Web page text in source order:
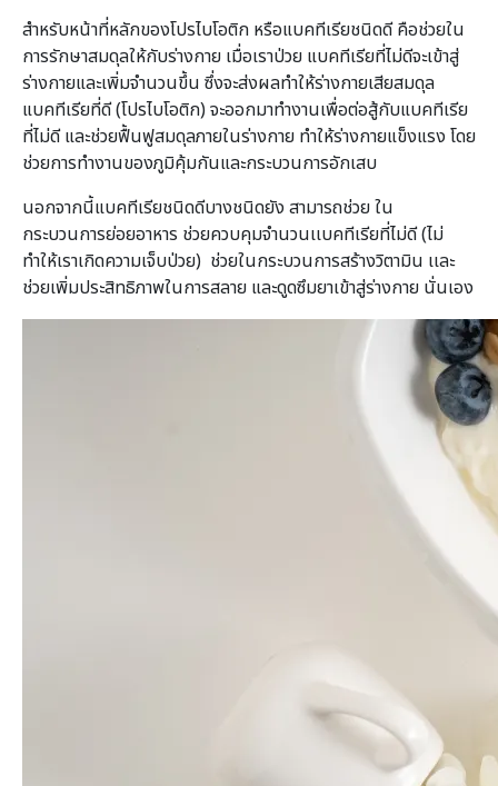
สำหรับหน้าที่หลักของโปรไบโอติก หรือแบคทีเรียชนิดดี คือช่วยใน
การรักษาสมดุลให้กับร่างกาย เมื่อเราป่วย แบคทีเรียที่ไม่ดีจะเข้าสู่
ร่างกายและเพิ่มจำนวนขึ้น ซึ่งจะส่งผลทำให้ร่างกายเสียสมดุล
แบคทีเรียที่ดี (โปรไบโอติก) จะออกมาทำงานเพื่อต่อสู้กับแบคทีเรีย
ที่ไม่ดี และช่วยฟื้นฟูสมดุลภายในร่างกาย ทำให้ร่างกายแข็งแรง โดย
ช่วยการทำงานของภูมิคุ้มกันและกระบวนการอักเสบ
นอกจากนี้แบคทีเรียชนิดดีบางชนิดยัง สามารถช่วย ใน
กระบวนการย่อยอาหาร ช่วยควบคุมจำนวนเเบคทีเรียที่ไม่ดี (ไม่
ทำให้เราเกิดความเจ็บป่วย) ช่วยในกระบวนการสร้างวิตามิน เเละ
ช่วยเพิ่มประสิทธิภาพในการสลาย และดูดซึมยาเข้าสู่ร่างกาย นั่นเอง